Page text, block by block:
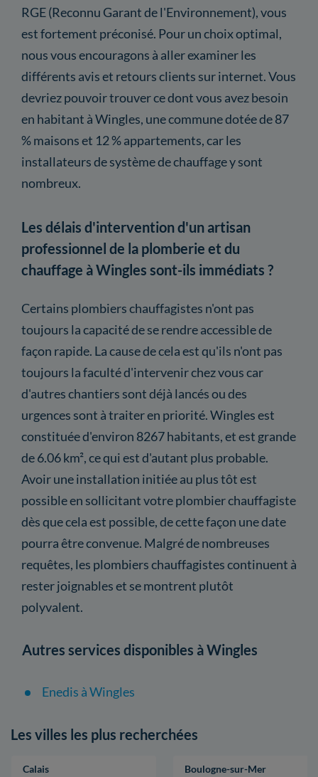
RGE (Reconnu Garant de l'Environnement), vous
est fortement préconisé. Pour un choix optimal,
nous vous encouragons à aller examiner les
différents avis et retours clients sur internet. Vous
devriez pouvoir trouver ce dont vous avez besoin
en habitant à Wingles, une commune dotée de 87
% maisons et 12 % appartements, car les
installateurs de système de chauffage y sont
nombreux.
Les délais d'intervention d'un artisan
professionnel de la plomberie et du
chauffage à Wingles sont-ils immédiats ?
Certains plombiers chauffagistes n'ont pas
toujours la capacité de se rendre accessible de
façon rapide. La cause de cela est qu'ils n'ont pas
toujours la faculté d'intervenir chez vous car
d'autres chantiers sont déjà lancés ou des
urgences sont à traiter en priorité. Wingles est
constituée d'environ 8267 habitants, et est grande
de 6.06 km², ce qui est d'autant plus probable.
Avoir une installation initiée au plus tôt est
possible en sollicitant votre plombier chauffagiste
dès que cela est possible, de cette façon une date
pourra être convenue. Malgré de nombreuses
requêtes, les plombiers chauffagistes continuent à
rester joignables et se montrent plutôt
polyvalent.
Autres services disponibles à Wingles
Enedis à Wingles
Les villes les plus recherchées
Calais Boulogne-sur-Mer